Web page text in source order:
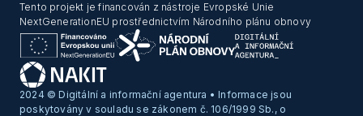
Tento projekt je financován z nástroje Evropské Unie
NextGenerationEU prostřednictvím Národního plánu obnovy
2024 © Digitální a informační agentura • Informace jsou
poskytovány v souladu se zákonem č. 106/1999 Sb., o